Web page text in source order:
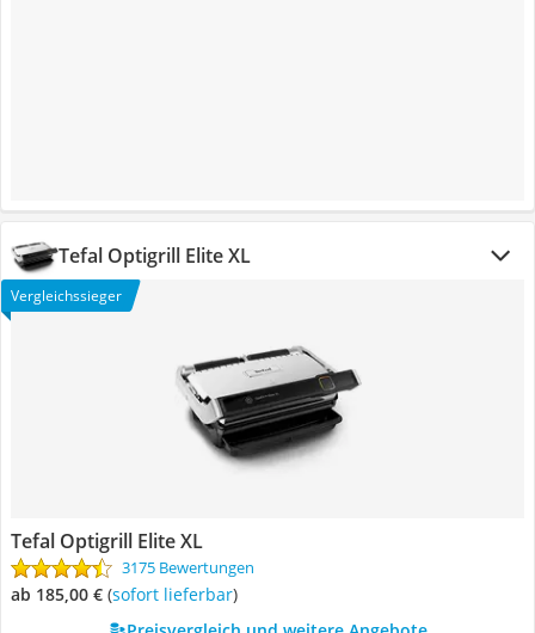
Tefal Optigrill Elite XL
Vergleichssieger
Tefal Optigrill Elite XL
3175 Bewertungen
ab 185,00 € ( Sofort lieferbar)